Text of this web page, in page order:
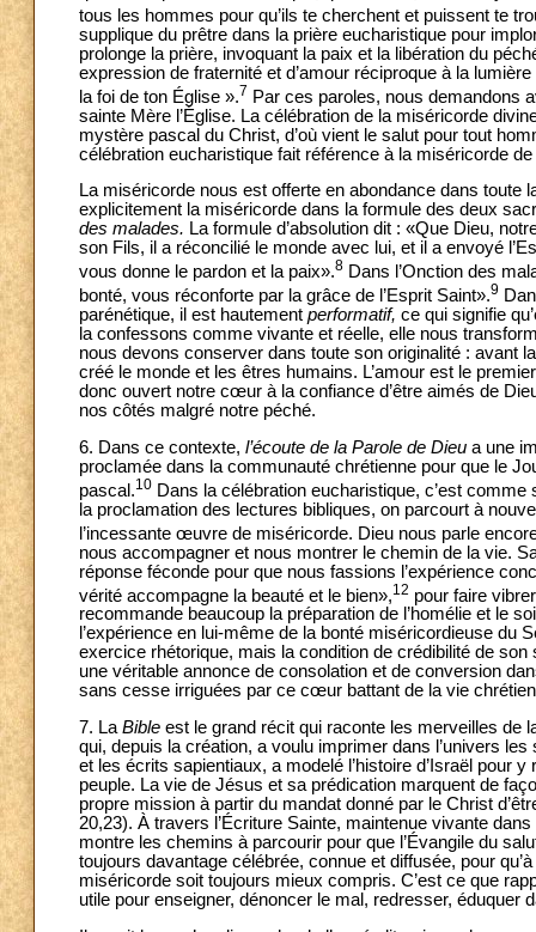
tous les hommes pour qu’ils te cherchent et puissent te
supplique du prêtre dans la prière eucharistique pour
prolonge la prière, invoquant la paix et la libération du
expression de fraternité et d’amour réciproque à la
la foi de ton Église ».7 Par ces paroles, nous demandons
sainte Mère l’Église. La célébration de la miséricorde
mystère pascal du Christ, d’où vient le salut pour tout
célébration eucharistique fait référence à la miséricorde
La miséricorde nous est offerte en abondance dans toute
explicitement la miséricorde dans la formule des deux
des malades. La formule d’absolution dit : «Que Dieu,
son Fils, il a réconcilié le monde avec lui, et il a envoyé
vous donne le pardon et la paix».8 Dans l’Onction des
bonté, vous réconforte par la grâce de l’Esprit Saint».9
parénétique, il est hautement performatif, ce qui signifie
la confessons comme vivante et réelle, elle nous
nous devons conserver dans toute son originalité : avant
créé le monde et les êtres humains. L’amour est le
donc ouvert notre cœur à la confiance d’être aimés de
nos côtés malgré notre péché.
6. Dans ce contexte, l’écoute de la Parole de Dieu a une
proclamée dans la communauté chrétienne pour que le
pascal.10 Dans la célébration eucharistique, c’est
la proclamation des lectures bibliques, on parcourt à
l’incessante œuvre de miséricorde. Dieu nous parle
nous accompagner et nous montrer le chemin de la vie.
réponse féconde pour que nous fassions l’expérience
vérité accompagne la beauté et le bien»,12 pour faire
recommande beaucoup la préparation de l’homélie et le
l’expérience en lui-même de la bonté miséricordieuse du
exercice rhétorique, mais la condition de crédibilité de
une véritable annonce de consolation et de conversion
sans cesse irriguées par ce cœur battant de la vie
7. La Bible est le grand récit qui raconte les merveilles de
qui, depuis la création, a voulu imprimer dans l’univers
et les écrits sapientiaux, a modelé l’histoire d’Israël pour
peuple. La vie de Jésus et sa prédication marquent de
propre mission à partir du mandat donné par le Christ
20,23). À travers l’Écriture Sainte, maintenue vivante
montre les chemins à parcourir pour que l’Évangile du
toujours davantage célébrée, connue et diffusée, pour
miséricorde soit toujours mieux compris. C’est ce que
utile pour enseigner, dénoncer le mal, redresser, éduquer